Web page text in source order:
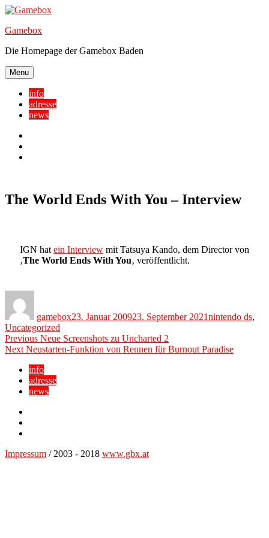
Skip
content
Gamebox
Die Homepage der Gamebox Baden
Menu
info
adresse
news
The World Ends With You – Interview
IGN hat ein Interview mit Tatsuya Kando, dem Director von
‚The World Ends With You‚ veröffentlicht.
gamebox23. Januar 200923. September 2021nintendo ds,
Uncategorized
Beitragsnavigation
Previous Previous
post:
Neue Screenshots zu Uncharted 2
Next Next
Neustarten-Funktion von Rennen für Burnout Paradise
info
adresse
news
Impressum / 2003 - 2018 www.gbx.at